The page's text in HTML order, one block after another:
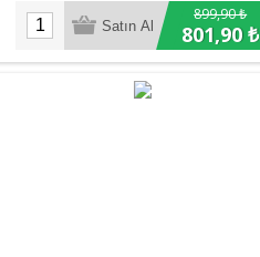
899,90 ₺
801,90 ₺